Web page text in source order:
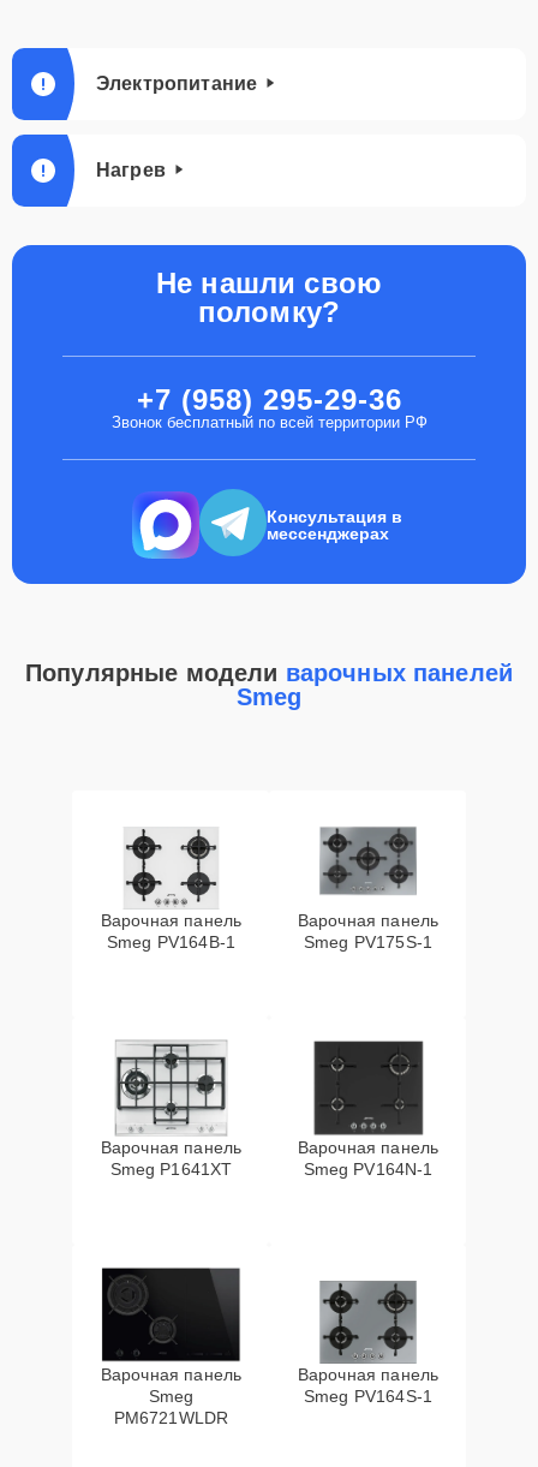
Электропитание
Нагрев
Не нашли свою
поломку?
+7 (958) 295-29-36
Звонок бесплатный по всей территории РФ
Консультация в
мессенджерах
Популярные модели варочных панелей
Smeg
Варочная панель
Smeg PV164B-1
Варочная панель
Smeg PV175S-1
Варочная панель
Smeg P1641XT
Варочная панель
Smeg PV164N-1
Варочная панель
Smeg
PM6721WLDR
Варочная панель
Smeg PV164S-1